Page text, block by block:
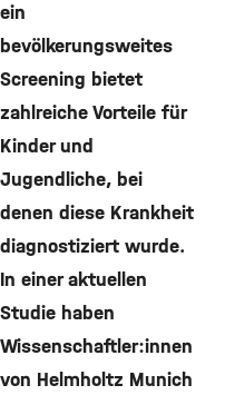
ein
bevölkerungsweites
Screening bietet
zahlreiche Vorteile für
Kinder und
Jugendliche, bei
denen diese Krankheit
diagnostiziert wurde.
In einer aktuellen
Studie haben
Wissenschaftler:innen
von Helmholtz Munich